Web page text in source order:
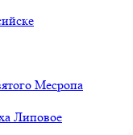
Месропа
Липовое